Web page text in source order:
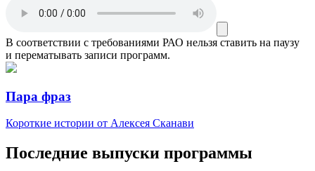
В соответствии с требованиями РАО нельзя ставить на паузу
и перематывать записи программ.
Пара фраз
Короткие истории от Алексея Сканави
Последние выпуски программы